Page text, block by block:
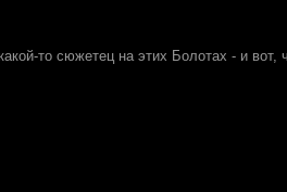
то сюжетец на этих Болотах - и вот,